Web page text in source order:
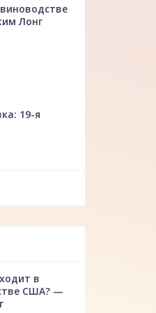
Лонг
19-я
в
США? —